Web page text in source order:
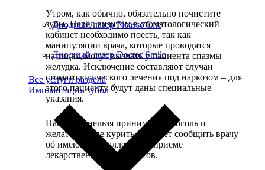
Диодный лазер Picasso Lite
Диодный лазер Doctor Smile
Все услуги раздела
Имплантация зубов
Утром, как обычно, обязательно почистите
зубы. Перед визитом в стоматологический
кабинет необходимо поесть, так как
манипуляции врача, которые проводятся
натощак, могут вызвать у пациента спазмы
желудка. Исключение составляют случаи
стоматологического лечения под наркозом – для
этого пациенту будут даны специальные
указания.
Накануне нельзя принимать алкоголь и
желательно не курить. Следует сообщить врачу
об имеющихся аллергиях, приеме
лекарственных препаратов.